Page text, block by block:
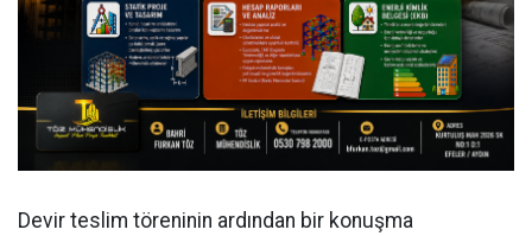
Devir teslim töreninin ardından bir konuşma